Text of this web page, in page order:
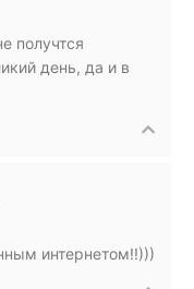
получтся
день, да и в
интернетом!!)))